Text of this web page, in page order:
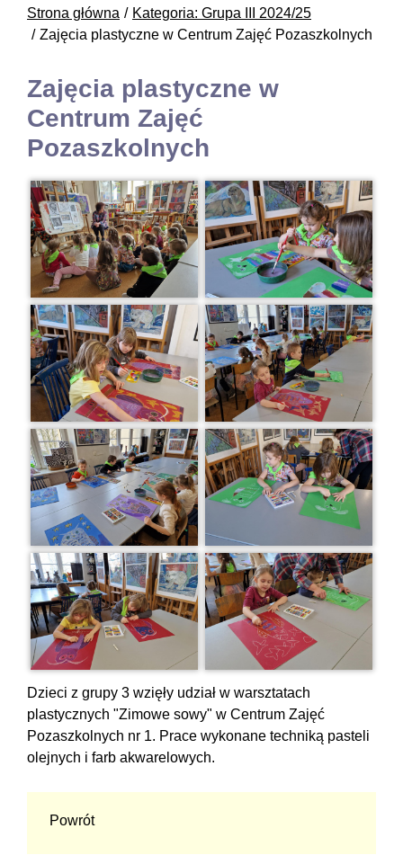
Strona główna
Kategoria: Grupa III 2024/25
Zajęcia plastyczne w Centrum Zajęć Pozaszkolnych
Zajęcia plastyczne w
Centrum Zajęć
Pozaszkolnych
Dzieci z grupy 3 wzięły udział w warsztatach
plastycznych "Zimowe sowy" w Centrum Zajęć
Pozaszkolnych nr 1. Prace wykonane techniką pasteli
olejnych i farb akwarelowych.
Powrót